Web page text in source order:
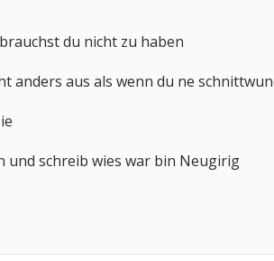
du nicht zu haben
anders aus als wenn du ne
und schreib wies war bin Neugirig